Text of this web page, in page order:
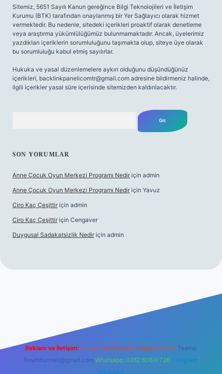
Sitemiz, 5651 Sayılı Kanun gereğince Bilgi Teknolojileri ve İletişim
Kurumu (BTK) tarafından onaylanmış bir Yer Sağlayıcı olarak hizmet
vermektedir. Bu nedenle, sitedeki içerikleri proaktif olarak denetleme
veya araştırma yükümlülüğümüz bulunmamaktadır. Ancak, üyelerimiz
yazdıkları içeriklerin sorumluluğunu taşımakta olup, siteye üye olarak
bu sorumluluğu kabul etmiş sayılırlar.
Hukuka ve yasal düzenlemelere aykırı olduğunu düşündüğünüz
içerikleri, backlinkpanelicomtr@gmail.com adresine bildirmeniz halinde,
ilgili içerikler yasal süre içerisinde sitemizden kaldırılacaktır.
SON YORUMLAR
Anne Çocuk Oyun Merkezi Programı Nedir için admin
Anne Çocuk Oyun Merkezi Programı Nedir için Yavuz
Ciro Kaç Çeşittir için admin
Ciro Kaç Çeşittir için Cengaver
Duygusal Sadakatsizlik Nedir için admin
elexbetgiris.org
Reklam ve İletişim: E-mail: backlinkpaneli@gmail.com Teams:
forumhizmeti@gmail.com Whatsapp: 0262 606 0 726 Telegram:
@karabul